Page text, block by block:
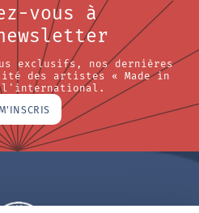
vous à
exclusifs, nos dernières
des artistes « Made in
l'international.